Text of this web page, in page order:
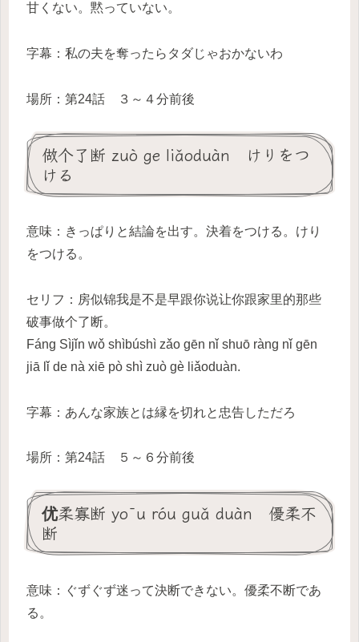
甘くない。黙っていない。
字幕：私の夫を奪ったらタダじゃおかないわ
場所：第24話 ３～４分前後
做个了断 zuò ge liǎoduàn けりをつ
ける
意味：きっぱりと結論を出す。決着をつける。けり
をつける。
セリフ：房似锦我是不是早跟你说让你跟家里的那些
破事做个了断。
Fáng Sìjǐn wǒ shìbúshì zǎo gēn nǐ shuō ràng nǐ gēn
jiā lǐ de nà xiē pò shì zuò gè liǎoduàn.
字幕：あんな家族とは縁を切れと忠告しただろ
場所：第24話 ５～６分前後
优柔寡断 yōu róu guǎ duàn 優柔不
断
意味：ぐずぐず迷って決断できない。優柔不断であ
る。